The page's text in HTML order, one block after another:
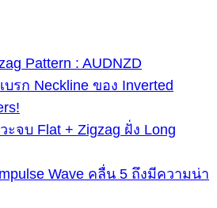
Pattern : AUDNZD
บรก Neckline ของ Inverted
ะจบ Flat + Zigzag ฝั่ง Long
Wave คลื่น 5 ถึงมีความน่า